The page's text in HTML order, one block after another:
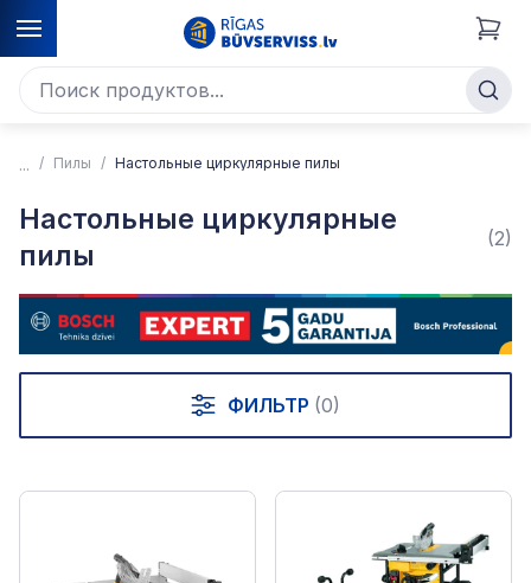
Пилы Настольные циркулярные пилы
Настольные циркулярные
пилы
(2)
ФИЛЬТР (0)